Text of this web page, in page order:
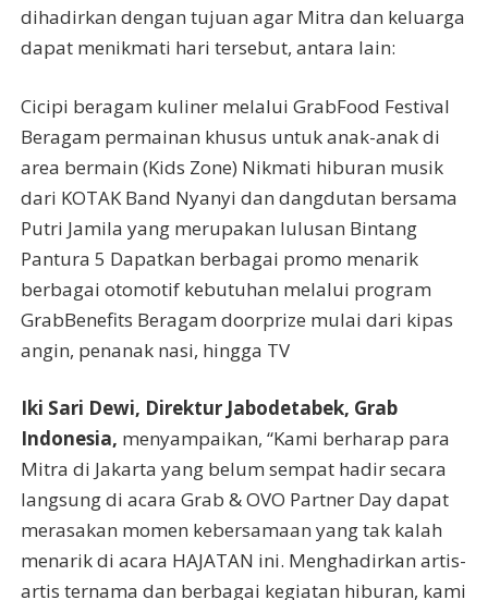
dihadirkan dengan tujuan agar Mitra dan keluarga
dapat menikmati hari tersebut, antara lain:
Cicipi beragam kuliner melalui GrabFood Festival
Beragam permainan khusus untuk anak-anak di
area bermain (Kids Zone) Nikmati hiburan musik
dari KOTAK Band Nyanyi dan dangdutan bersama
Putri Jamila yang merupakan lulusan Bintang
Pantura 5 Dapatkan berbagai promo menarik
berbagai otomotif kebutuhan melalui program
GrabBenefits Beragam doorprize mulai dari kipas
angin, penanak nasi, hingga TV
Iki Sari Dewi, Direktur Jabodetabek, Grab
Indonesia, menyampaikan, “Kami berharap para
Mitra di Jakarta yang belum sempat hadir secara
langsung di acara Grab & OVO Partner Day dapat
merasakan momen kebersamaan yang tak kalah
menarik di acara HAJATAN ini. Menghadirkan artis-
artis ternama dan berbagai kegiatan hiburan, kami